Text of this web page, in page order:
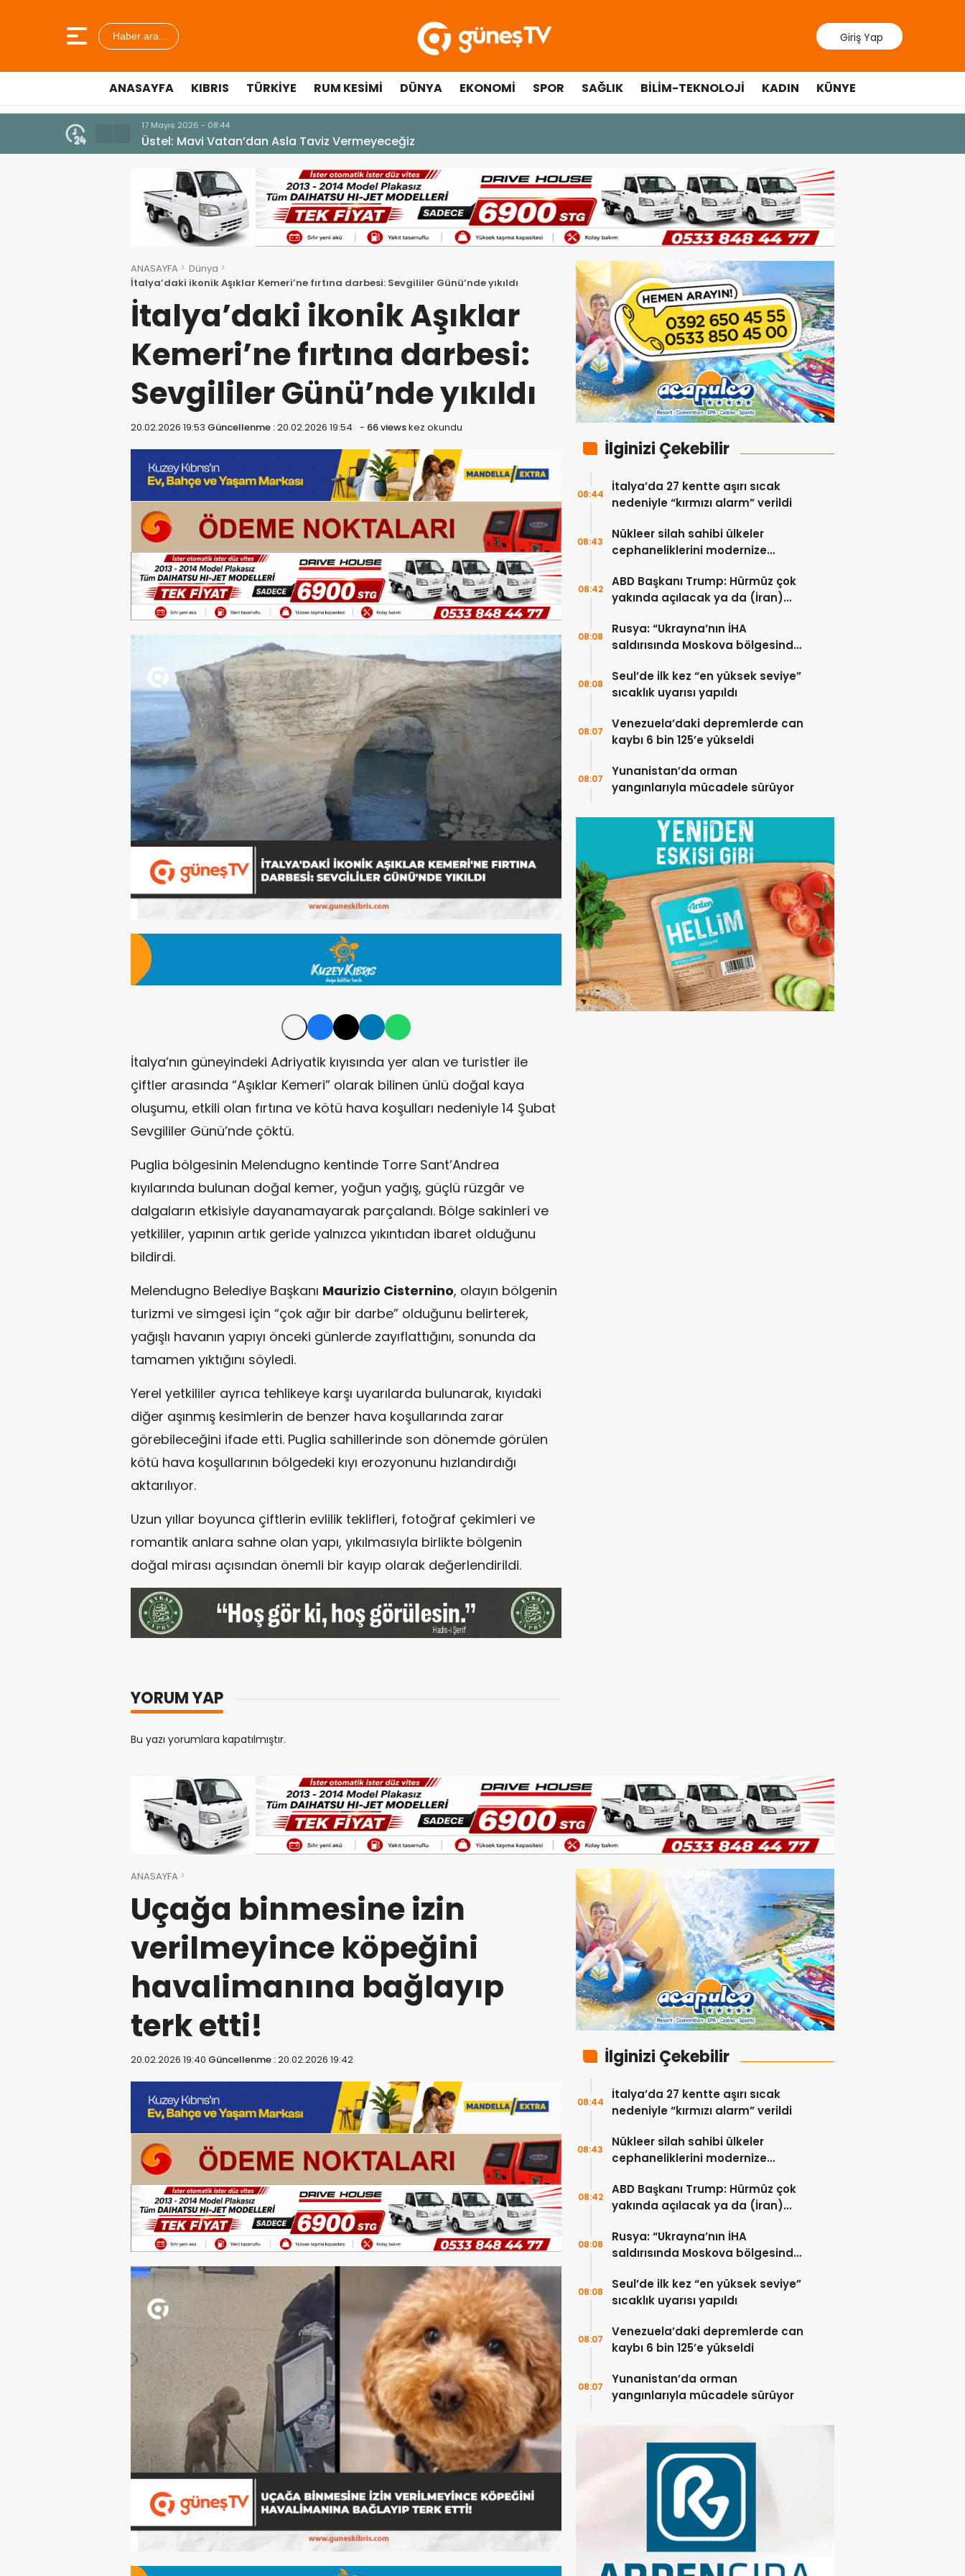
Haber ara... Giriş Yap
ANASAYFA KIBRIS TÜRKIYE RUM KESIMI DÜNYA EKONOMI SPOR SAĞLIK BILIM-TEKNOLOJI KADIN KÜNYE
10 Temmuz 2026 - 18:49
Cumhurbaşkanı Erhürman sergi açılışında fenalaşarak hastaneye kaldırıldı
ANASAYFA
Dünya
İtalya’daki ikonik Aşıklar Kemeri’ne fırtına darbesi: Sevgililer Günü’nde yıkıldı
İtalya’daki ikonik Aşıklar
Kemeri’ne fırtına darbesi:
Sevgililer Günü’nde yıkıldı
20.02.2026 19:53 Güncellenme :20.02.2026 19:54 - 66 viewskez okundu
İtalya’nın güneyindeki Adriyatik kıyısında yer alan ve turistler ile
çiftler arasında “Aşıklar Kemeri” olarak bilinen ünlü doğal kaya
oluşumu, etkili olan fırtına ve kötü hava koşulları nedeniyle 14 Şubat
Sevgililer Günü’nde çöktü.
Puglia bölgesinin Melendugno kentinde Torre Sant’Andrea
kıyılarında bulunan doğal kemer, yoğun yağış, güçlü rüzgâr ve
dalgaların etkisiyle dayanamayarak parçalandı. Bölge sakinleri ve
yetkililer, yapının artık geride yalnızca yıkıntıdan ibaret olduğunu
bildirdi.
Melendugno Belediye Başkanı Maurizio Cisternino, olayın bölgenin
turizmi ve simgesi için “çok ağır bir darbe” olduğunu belirterek,
yağışlı havanın yapıyı önceki günlerde zayıflattığını, sonunda da
tamamen yıktığını söyledi.
Yerel yetkililer ayrıca tehlikeye karşı uyarılarda bulunarak, kıyıdaki
diğer aşınmış kesimlerin de benzer hava koşullarında zarar
görebileceğini ifade etti. Puglia sahillerinde son dönemde görülen
kötü hava koşullarının bölgedeki kıyı erozyonunu hızlandırdığı
aktarılıyor.
Uzun yıllar boyunca çiftlerin evlilik teklifleri, fotoğraf çekimleri ve
romantik anlara sahne olan yapı, yıkılmasıyla birlikte bölgenin
doğal mirası açısından önemli bir kayıp olarak değerlendirildi.
YORUM YAP
Bu yazı yorumlara kapatılmıştır.
İlginizi Çekebilir
İtalya’da 27 kentte aşırı sıcak
nedeniyle “kırmızı alarm” verildi
08:44
Nükleer silah sahibi ülkeler
cephaneliklerini modernize
08:43
ABD Başkanı Trump: Hürmüz çok
yakında açılacak ya da (İran)
08:42
Rusya: “Ukrayna’nın İHA
saldırısında Moskova bölgesinde
08:08
Seul’de ilk kez “en yüksek seviye”
sıcaklık uyarısı yapıldı
08:08
Venezuela’daki depremlerde can
kaybı 6 bin 125’e yükseldi
08:07
Yunanistan’da orman
yangınlarıyla mücadele sürüyor
08:07
ANASAYFA
Uçağa binmesine izin
verilmeyince köpeğini
havalimanına bağlayıp
terk etti!
20.02.2026 19:40 Güncellenme :20.02.2026 19:42 İlginizi Çekebilir
İtalya’da 27 kentte aşırı sıcak
nedeniyle “kırmızı alarm” verildi
08:44
Nükleer silah sahibi ülkeler
cephaneliklerini modernize
08:43
ABD Başkanı Trump: Hürmüz çok
yakında açılacak ya da (İran)
08:42
Rusya: “Ukrayna’nın İHA
saldırısında Moskova bölgesinde
08:08
Seul’de ilk kez “en yüksek seviye”
sıcaklık uyarısı yapıldı
08:08
Venezuela’daki depremlerde can
kaybı 6 bin 125’e yükseldi
08:07
Yunanistan’da orman
yangınlarıyla mücadele sürüyor
08:07